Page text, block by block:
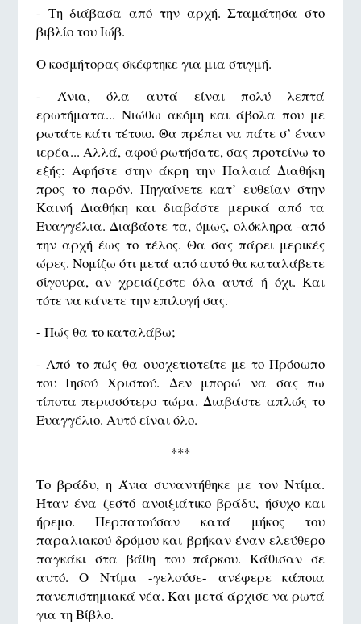
- Τη διάβασα από την αρχή. Σταμάτησα στο
βιβλίο του Ιώβ.
Ο κοσμήτορας σκέφτηκε για μια στιγμή.
- Άνια, όλα αυτά είναι πολύ λεπτά
ερωτήματα... Νιώθω ακόμη και άβολα που με
ρωτάτε κάτι τέτοιο. Θα πρέπει να πάτε σ’ έναν
ιερέα... Αλλά, αφού ρωτήσατε, σας προτείνω το
εξής: Αφήστε στην άκρη την Παλαιά Διαθήκη
προς το παρόν. Πηγαίνετε κατ’ ευθείαν στην
Καινή Διαθήκη και διαβάστε μερικά από τα
Ευαγγέλια. Διαβάστε τα, όμως, ολόκληρα -από
την αρχή έως το τέλος. Θα σας πάρει μερικές
ώρες. Νομίζω ότι μετά από αυτό θα καταλάβετε
σίγουρα, αν χρειάζεστε όλα αυτά ή όχι. Και
τότε να κάνετε την επιλογή σας.
- Πώς θα το καταλάβω;
- Από το πώς θα συσχετιστείτε με το Πρόσωπο
του Ιησού Χριστού. Δεν μπορώ να σας πω
τίποτα περισσότερο τώρα. Διαβάστε απλώς το
Ευαγγέλιο. Αυτό είναι όλο.
***
Το βράδυ, η Άνια συναντήθηκε με τον Ντίμα.
Ήταν ένα ζεστό ανοιξιάτικο βράδυ, ήσυχο και
ήρεμο. Περπατούσαν κατά μήκος του
παραλιακού δρόμου και βρήκαν έναν ελεύθερο
παγκάκι στα βάθη του πάρκου. Κάθισαν σε
αυτό. Ο Ντίμα -γελούσε- ανέφερε κάποια
πανεπιστημιακά νέα. Και μετά άρχισε να ρωτά
για τη Βίβλο.